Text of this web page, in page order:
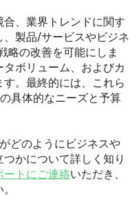
、業界トレンドに関す
製品/サービスやビジネ
略の改善を可能にしま
ボリューム、およびカ
。最終的には、これら
具体的なニーズと予算
どのようにビジネスや
かについて詳しく知り
ートにご連絡いただき、